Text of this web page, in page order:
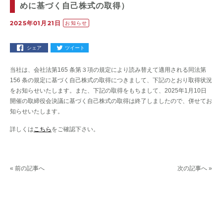
めに基づく自己株式の取得）
2025年01月21日 お知らせ
シェア ツイート
当社は、会社法第165 条第３項の規定により読み替えて適用される同法第
156 条の規定に基づく自己株式の取得につきまして、下記のとおり取得状況
をお知らせいたします。また、下記の取得をもちまして、2025年1月10日
開催の取締役会決議に基づく自己株式の取得は終了しましたので、併せてお
知らせいたします。
詳しくはこちら をご確認下さい。
次の記事へ »
« 前の記事へ